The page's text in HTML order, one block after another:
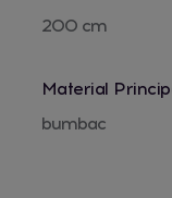
200 cm
Material
bumbac